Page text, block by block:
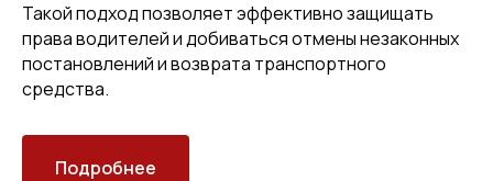
Такой подход позволяет эффективно защищать
права водителей и добиваться отмены незаконных
постановлений и возврата транспортного
средства.
Подробнее